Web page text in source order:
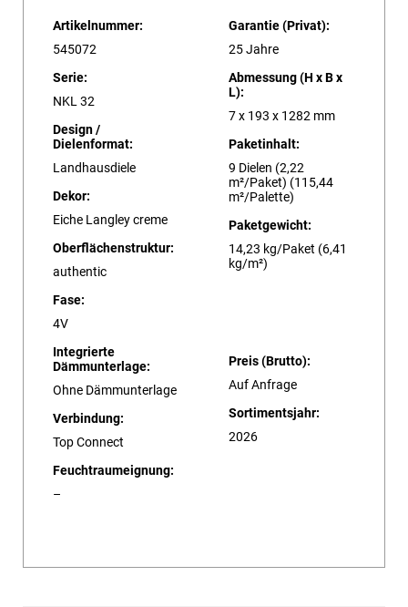
Artikelnummer:
545072
Serie:
NKL 32
Design /
Dielenformat:
Landhausdiele
Dekor:
Eiche Langley creme
Oberflächenstruktur:
authentic
Fase:
4V
Integrierte
Dämmunterlage:
Ohne Dämmunterlage
Verbindung:
Top Connect
Feuchtraumeignung:
–
Garantie (Privat):
25 Jahre
Abmessung (H x B x
L):
7 x 193 x 1282 mm
Paketinhalt:
9 Dielen (2,22
m²/Paket) (115,44
m²/Palette)
Paketgewicht:
14,23 kg/Paket (6,41
kg/m²)
Preis (Brutto):
Auf Anfrage
Sortimentsjahr:
2026